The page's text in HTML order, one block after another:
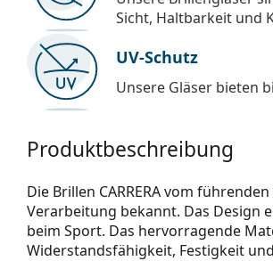
Sicht, Haltbarkeit und
UV-Schutz
Unsere Gläser bieten
Produktbeschreibung
Die Brillen CARRERA vom
Verarbeitung bekannt. Das Design
beim Sport. Das hervorragende
Widerstandsfähig­keit, Festigkeit